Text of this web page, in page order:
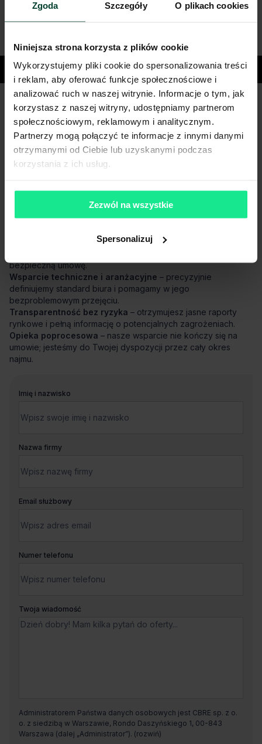
Zgoda Szczegóły O plikach cookies
Niniejsza strona korzysta z plików cookie
Wykorzystujemy pliki cookie do spersonalizowania treści
i reklam, aby oferować funkcje społecznościowe i
analizować ruch w naszej witrynie. Informacje o tym, jak
korzystasz z naszej witryny, udostępniamy partnerom
społecznościowym, reklamowym i analitycznym.
Partnerzy mogą połączyć te informacje z innymi danymi
otrzymanymi od Ciebie lub uzyskanymi podczas
korzystania z ich usług.
Zezwól na wszystkie
Spersonalizuj
Miasta
Masz pytania dotyczące oferty?
Opowiedz nam o swoich potrzebach, a my pomożemy Ci
wybrać biuro dopasowane do Twojej firmy.
Napisz do nas!
Płynny proces i oszczędność czasu– dedykowany opiekun
skoordynuje cały proces od analizy potrzeb po
Negocjacje z zyskiem– dzięki znajomości rynku i analizie
bezpieczną umowę.
Wsparcie techniczne i aranżacyjne – precyzyjnie
definiujemy standard biura i pomagamy w jego
bezproblemowym przejęciu.
Transparentność bez ryzyka – otrzymujesz jasne raporty
rynkowe i pełną informację o potencjalnych zagrożeniach.
Opieka poprocesowa – nasze wsparcie nie kończy się na
umowie; jesteśmy do Twojej dyspozycji przez cały okres
najmu.
Imię i nazwisko
Nazwa firmy
Email służbowy
Numer telefonu
Twoja wiadomość
Administratorem Państwa danych osobowych jest CBRE sp. z o.
o. z siedzibą w Warszawie, Rondo Daszyńskiego 1, 00-843
Warszawa (dalej „Administrator”).